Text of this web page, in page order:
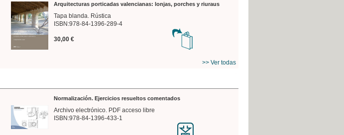
Arquitecturas porticadas valencianas: lonjas, porches y riuraus
Tapa blanda. Rústica
ISBN:978-84-1396-289-4
30,00 €
>> Ver todas
Normalización. Ejercicios resueltos comentados
Archivo electrónico. PDF acceso libre
ISBN:978-84-1396-433-1